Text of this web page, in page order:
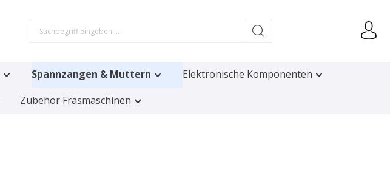
Spannzangen & Muttern
Elektronische Komponenten
Zubehör Fräsmaschinen